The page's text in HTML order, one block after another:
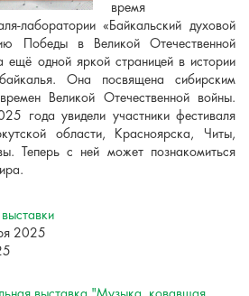
время
лаборатории «Байкальский духовой
Победы в Великой Отечественной
ещё одной яркой страницей в истории
Она посвящена сибирским
Великой Отечественной войны.
года увидели участники фестиваля
области, Красноярска, Читы,
Теперь с ней может познакомиться
2025